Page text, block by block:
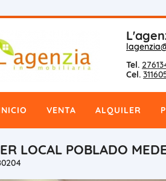
Tel.
Cel.
VENTA ALQUILER
LOCAL POBLADO